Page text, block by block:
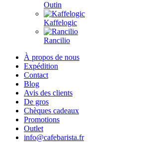
Outin
Kaffelogic
Rancilio
À propos de nous
Expédition
Contact
Blog
Avis des clients
De gros
Chèques cadeaux
Promotions
Outlet
info@cafebarista.fr